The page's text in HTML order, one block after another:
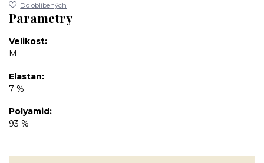
Do oblíbených
Parametry
Velikost
M
Elastan
7 %
Polyamid
93 %